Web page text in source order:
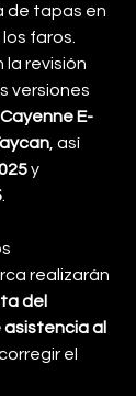
de tapas en
faros.
la revisión
versiones
Cayenne E-
, así
y
realizarán
del
al
el